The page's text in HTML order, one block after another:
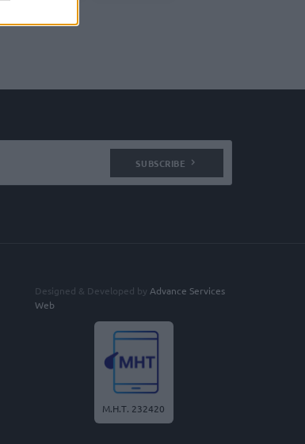
SUBSCRIBE
Designed & Developed by Advance Services
Web
Μ.Η.Τ. 232420